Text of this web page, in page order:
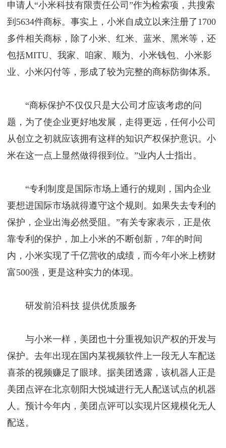
申请人“小米科技有限责任公司”作为检索项，共搜索
到5634件商标。事实上，小米自成立以来注册了1700
多件相关商标，除了小米、红米、蓝米、黑米等，还
包括MITU、我家、咱家、顺为、小米钱包、小米影
业、小米闪付等，形成了较为完整的商标防御体系。
“商标保护不仅仅只是大公司才应该考虑的问
题，为了使企业更好地发展，走得更远，任何小公司
从创立之初就应该拥有这样的知识产权保护意识。小
米在这一点上显然做得很到位。”业内人士指出。
“专利制度是国际市场上通行的规则，国内企业
要想进国际市场就得遵守这个规则。如果失去专利的
保护，企业出海必然受阻。”有关专家表示，正是依
靠专利的保护，加上小米的不断创新，7年的时间
内，小米实现了千亿营收的成绩，而今年小米上榜财
富500强，更是这种实力的体现。
研发前沿科技 提供优质服务
与小米一样，美团也十分重视知识产权的开发与
保护。去年出现在国内某视频软件上一段无人车配送
喜茶的视频赚足了眼球。据美团透露，该机器人正是
美团点评在北京朝阳大悦城进行无人配送试点的机器
人。预计今年内，美团点评可以实现片区规模化无人
配送。